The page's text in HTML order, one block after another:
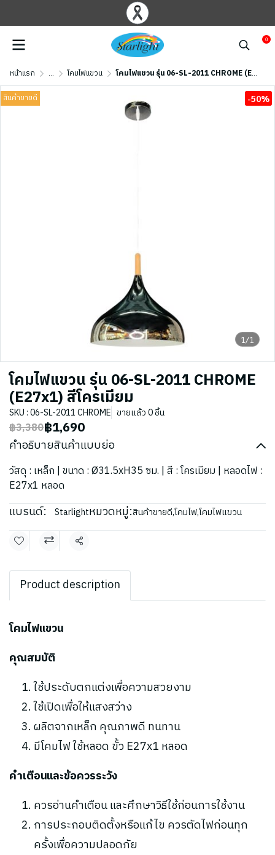
0
หน้าแรก ... โคมไฟแขวน โคมไฟแขวน รุ่น 06-SL-2011 CHROME (E27x1) สีโครเมียม
1/1
สินค้าขายดี -50%
โคมไฟแขวน รุ่น 06-SL-2011 CHROME
(E27x1) สีโครเมียม
SKU : 06-SL-2011 CHROME ขายแล้ว 0 ชิ้น
฿3,380฿1,690
คำอธิบายสินค้าแบบย่อ
วัสดุ : เหล็ก | ขนาด : Ø31.5xH35 ซม. | สี : โครเมียม | หลอดไฟ :
E27x1 หลอด
แบรนด์: Starlightหมวดหมู่:สินค้าขายดี,โคมไฟ,โคมไฟแขวน
แชร์
Product description
โคมไฟแขวน
คุณสมบัติ
ใช้ประดับตกแต่งเพื่อความสวยงาม
ใช้เปิดเพื่อให้แสงสว่าง
ผลิตจากเหล็ก คุณภาพดี ทนทาน
มีโคมไฟ ใช้หลอด ขั้ว E27x1 หลอด
คำเตือนและข้อควรระวัง
ควรอ่านคำเตือน และศึกษาวิธีใช้ก่อนการใช้งาน
การประกอบติดตั้งหรือแก้ไข ควรตัดไฟก่อนทุก
ครั้งเพื่อความปลอดภัย